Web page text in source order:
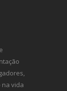
na vida